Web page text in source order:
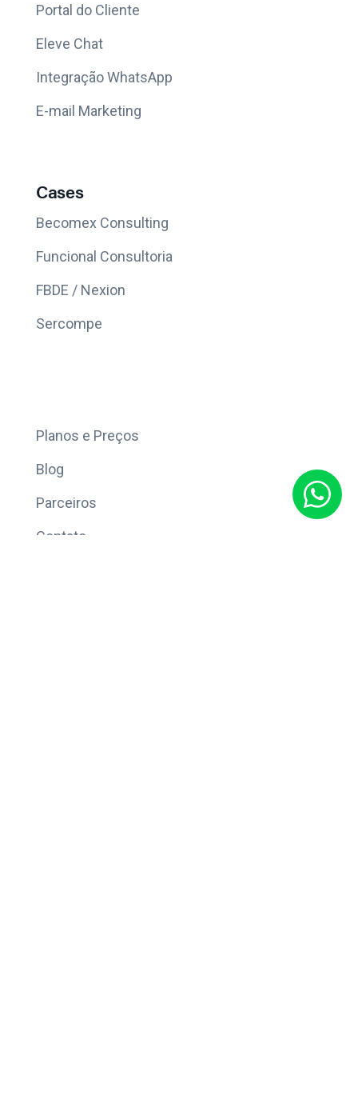
Portal do Cliente
Eleve Chat
Integração WhatsApp
E-mail Marketing
Cases
Becomex Consulting
Funcional Consultoria
FBDE / Nexion
Sercompe
Planos e Preços
Blog
Parceiros
Contato